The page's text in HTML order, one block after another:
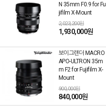
N 35mm F0.9 for Fu
jifilm X-Mount
2,023,200원
1,930,000원
보이그랜더 MACRO
APO-ULTRON 35m
m F2 for Fujifilm X-
Mount
900,000원
840,000원